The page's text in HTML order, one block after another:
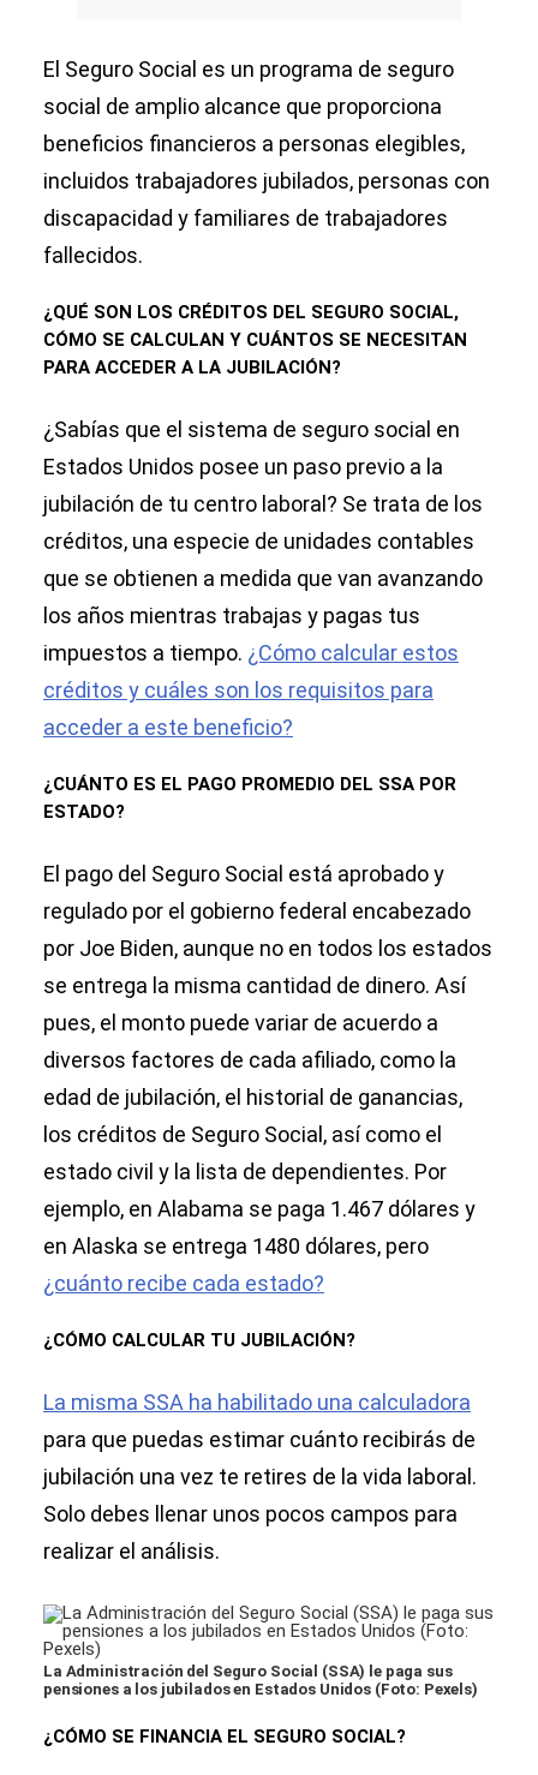
El Seguro Social es un programa de seguro
social de amplio alcance que proporciona
beneficios financieros a personas elegibles,
incluidos trabajadores jubilados, personas con
discapacidad y familiares de trabajadores
fallecidos.
¿QUÉ SON LOS CRÉDITOS DEL SEGURO SOCIAL,
CÓMO SE CALCULAN Y CUÁNTOS SE NECESITAN
PARA ACCEDER A LA JUBILACIÓN?
¿Sabías que el sistema de seguro social en
Estados Unidos posee un paso previo a la
jubilación de tu centro laboral? Se trata de los
créditos, una especie de unidades contables
que se obtienen a medida que van avanzando
los años mientras trabajas y pagas tus
impuestos a tiempo. ¿Cómo calcular estos
créditos y cuáles son los requisitos para
acceder a este beneficio?
¿CUÁNTO ES EL PAGO PROMEDIO DEL SSA POR
ESTADO?
El pago del Seguro Social está aprobado y
regulado por el gobierno federal encabezado
por Joe Biden, aunque no en todos los estados
se entrega la misma cantidad de dinero. Así
pues, el monto puede variar de acuerdo a
diversos factores de cada afiliado, como la
edad de jubilación, el historial de ganancias,
los créditos de Seguro Social, así como el
estado civil y la lista de dependientes. Por
ejemplo, en Alabama se paga 1.467 dólares y
en Alaska se entrega 1480 dólares, pero
¿cuánto recibe cada estado?
¿CÓMO CALCULAR TU JUBILACIÓN?
La misma SSA ha habilitado una calculadora
para que puedas estimar cuánto recibirás de
jubilación una vez te retires de la vida laboral.
Solo debes llenar unos pocos campos para
realizar el análisis.
La Administración del Seguro Social (SSA) le paga sus
pensiones a los jubilados en Estados Unidos (Foto: Pexels)
¿CÓMO SE FINANCIA EL SEGURO SOCIAL?